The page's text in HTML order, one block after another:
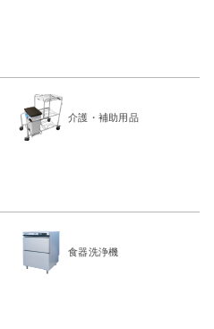
介護・補助用品
食器洗浄機